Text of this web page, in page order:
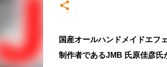
国産オールハンドメイドエフ
制作者であるJMB 氏原佳彦氏